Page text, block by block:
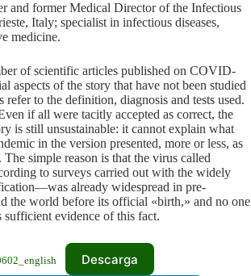
and former Medical Director of the Infectious
Italy; specialist in infectious diseases,
medicine.
of scientific articles published on COVID-
aspects of the story that have not been studied
refer to the definition, diagnosis and tests used.
if all were tacitly accepted as correct, the
is still unsustainable: it cannot explain what
in the version presented, more or less, as
The simple reason is that the virus called
to surveys carried out with the widely
already widespread in pre-
the world before its official «birth,» and no one
sufficient evidence of this fact.
Descarga